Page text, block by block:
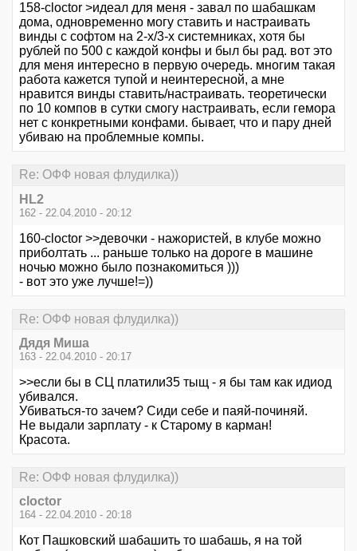
158-cloctor >идеал для меня - завал по шабашкам
дома, одновременно могу ставить и настраивать
винды с софтом на 2-х/3-х системниках, хотя бы
рублей по 500 с каждой конфы и был бы рад. вот это
для меня интересно в первую очередь. многим такая
работа кажется тупой и неинтересной, а мне
нравится винды ставить/настраивать. теоретически
по 10 компов в сутки смогу настраивать, если гемора
нет с конкретными конфами. бывает, что и пару дней
убиваю на проблемные компы.
Re: ОФФ новая флудилка))
HL2
162 - 22.04.2010 - 20:12
160-cloctor >>девочки - нажористей, в клубе можно
приболтать ... раньше только на дороге в машине
ночью можно было познакомиться )))
- вот это уже лучше!=))
Re: ОФФ новая флудилка))
Дядя Миша
163 - 22.04.2010 - 20:17
>>если бы в СЦ платили35 тыщ - я бы там как идиод
убивался.
Убиваться-то зачем? Сиди себе и паяй-починяй.
Не выдали зарплату - к Старому в карман!
Красота.
Re: ОФФ новая флудилка))
cloctor
164 - 22.04.2010 - 20:18
Кот Пашковский шабашить то шабашь, я на той